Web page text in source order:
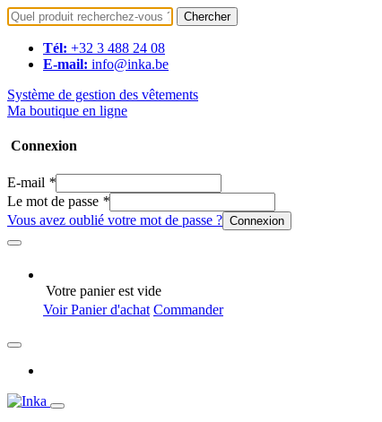
Chercher
Tél: +32 3 488 24 08
E-mail: info@inka.be
Système de gestion des vêtements
Ma boutique en ligne
Connexion
E-mail *
Le mot de passe *
Vous avez oublié votre mot de passe ? Connexion
Votre panier est vide
Voir Panier d'achat Commander